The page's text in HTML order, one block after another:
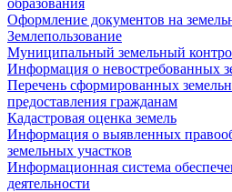
образования
Оформление документов на
Землепользование
Муниципальный земельный
Информация о невостребованных
Перечень сформированных
предоставления гражданам
Кадастровая оценка земель
Информация о выявленных
земельных участков
Информационная система
деятельности